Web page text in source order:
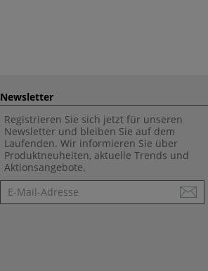
Newsletter
Registrieren Sie sich jetzt für unseren
Newsletter und bleiben Sie auf dem
Laufenden. Wir informieren Sie über
Produktneuheiten, aktuelle Trends und
Aktionsangebote.
Newsletter